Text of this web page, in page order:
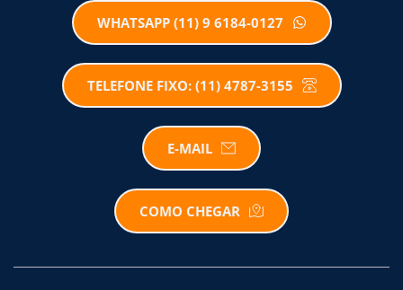
WHATSAPP (11) 9 6184-0127
TELEFONE FIXO: (11) 4787-3155
E-MAIL
COMO CHEGAR